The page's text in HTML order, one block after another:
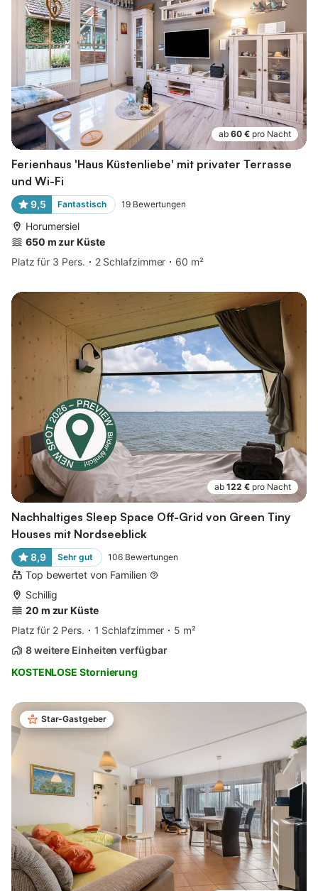
ab 60 € pro Nacht
Ferienhaus 'Haus Küstenliebe' mit privater Terrasse
und Wi-Fi
9,5 Fantastisch 19 Bewertungen
Horumersiel
650 m zur Küste
Platz für 3 Pers.
2 Schlafzimmer 60 m²
ab 122 € pro Nacht
Nachhaltiges Sleep Space Off-Grid von Green Tiny
Houses mit Nordseeblick
8,9 Sehr gut 106 Bewertungen
Top bewertet von Familien
Schillig
20 m zur Küste
Platz für 2 Pers.
1 Schlafzimmer
5 m²
8 weitere Einheiten verfügbar
KOSTENLOSE Stornierung
Star-Gastgeber